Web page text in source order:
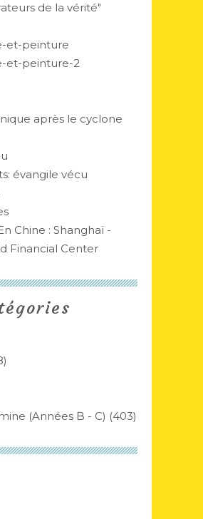
(années B - C) (403)
de la vérité"
et-peinture
et-peinture-2
après le cyclone
évangile vécu
Chine : Shanghaï -
Financial Center